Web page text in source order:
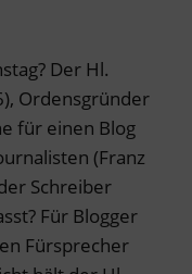
Der Hl.
Ordensgründer
für einen Blog
(Franz
Schreiber
Für Blogger
Fürsprecher